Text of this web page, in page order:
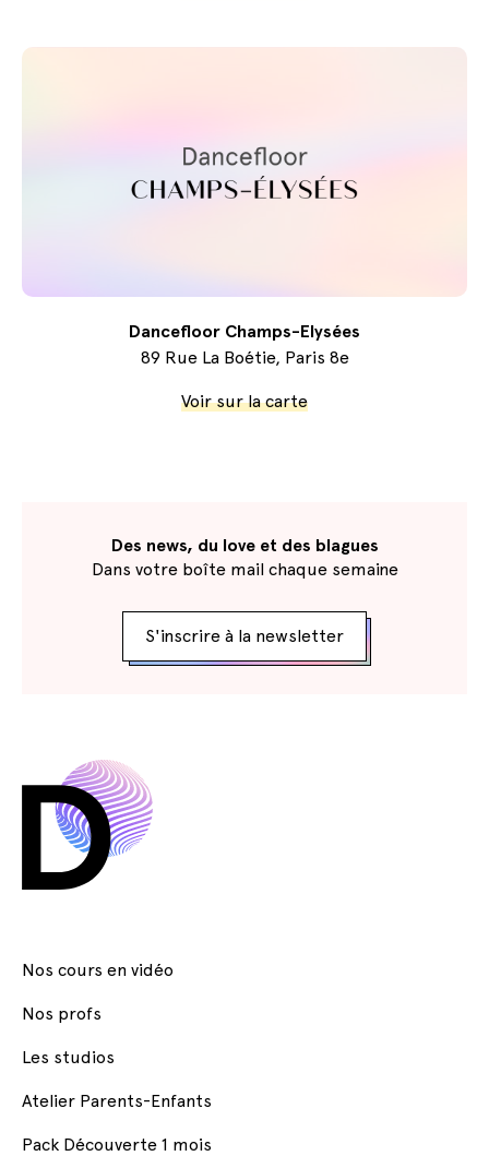
Dancefloor Champs-Elysées
89 Rue La Boétie, Paris 8e
Voir sur la carte
Des news, du love et des blagues
Dans votre boîte mail chaque semaine
S'inscrire à la newsletter
Nos cours en vidéo
Nos profs
Les studios
Atelier Parents-Enfants
Pack Découverte 1 mois